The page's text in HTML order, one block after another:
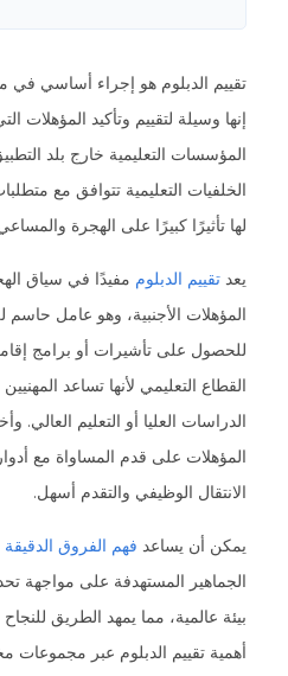
تقييم الدبلوم هو إجراء أساسي في
إنها وسيلة لتقييم وتأكيد المؤهلات
المؤسسات التعليمية خارج بلد
الخلفيات التعليمية تتوافق مع
لها تأثيرًا كبيرًا على الهجرة
يعد تقييم الدبلوم مفيدًا في سياق
المؤهلات الأجنبية، وهو عامل حاسم
للحصول على تأشيرات أو برامج
القطاع التعليمي لأنها تساعد
الدراسات العليا أو التعليم العالي.
المؤهلات على قدم المساواة مع
الانتقال الوظيفي والتقدم أسهل.
يمكن أن يساعد فهم الفروق
الجماهير المستهدفة على مواجهة
بيئة عالمية، مما يمهد الطريق للنجاح
أهمية تقييم الدبلوم عبر مجموعات